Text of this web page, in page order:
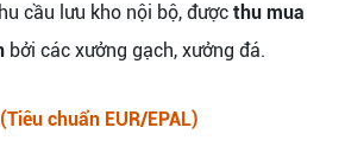
cầu lưu kho nội bộ, được thu mua
bởi các xưởng gạch, xưởng đá.
chuẩn EUR/EPAL)